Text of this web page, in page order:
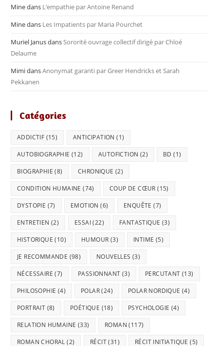
Minedans L’empathie par Antoine Renand
Minedans Les Impatients par Maria Pourchet
Muriel JanusdansSororité ouvrage collectif dirigé par Chloé
Delaume
MimidansAnonymat garanti par Greer Hendricks et Sarah
Pekkanen
Catégories
ADDICTIF (15) ANTICIPATION (1)
AUTOBIOGRAPHIE (12) AUTOFICTION (2) BD (1)
BIOGRAPHIE (8) CHRONIQUE (2)
CONDITION HUMAINE (74) COUP DE CŒUR (15)
DYSTOPIE (7) EMOTION (6) ENQUÊTE (7)
ENTRETIEN (2) ESSAI(22) FANTASTIQUE (3)
HISTORIQUE (10) HUMOUR (3) INTIME (5)
JE RECOMMANDE (98) NOUVELLES (3)
NÉCESSAIRE (7) PASSIONNANT (3) PERCUTANT (13)
PHILOSOPHIE (4) POLAR(24) POLAR NORDIQUE (4)
PORTRAIT (8) POÉTIQUE (18) PSYCHOLOGIE (4)
RELATION HUMAINE (33) ROMAN (117)
ROMAN CHORAL (2) RÉCIT(31) RÉCIT INITIATIQUE (5)